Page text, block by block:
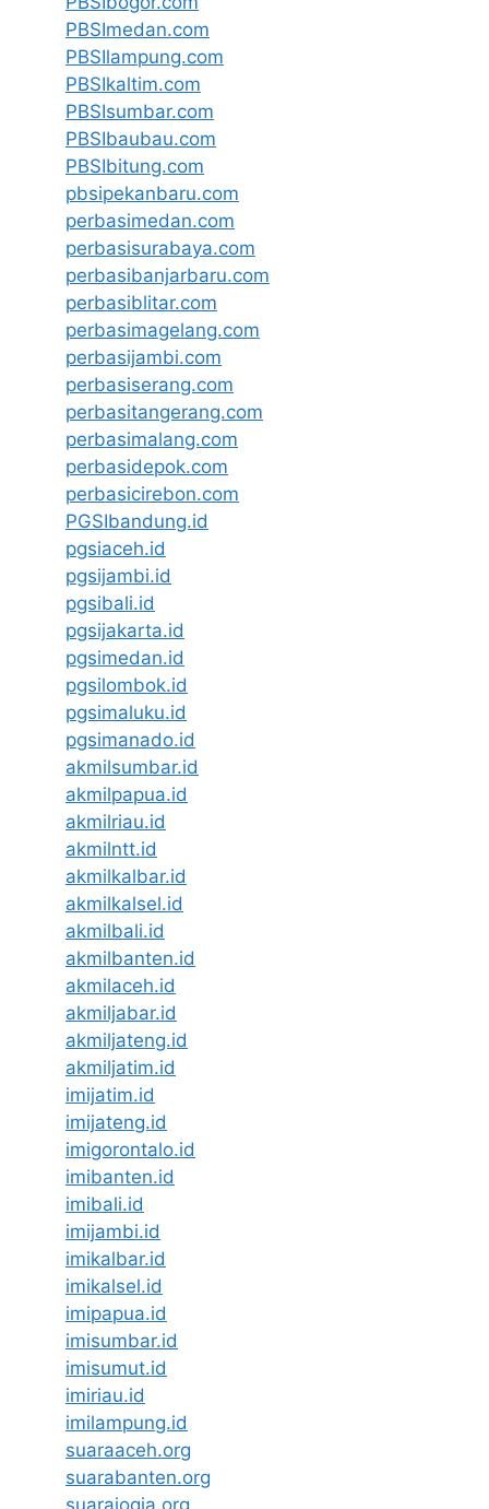
PBSImedan.com
PBSIlampung.com
PBSIkaltim.com
PBSIsumbar.com
PBSIbaubau.com
PBSIbitung.com
pbsipekanbaru.com
perbasimedan.com
perbasisurabaya.com
perbasibanjarbaru.com
perbasiblitar.com
perbasimagelang.com
perbasijambi.com
perbasiserang.com
perbasitangerang.com
perbasimalang.com
perbasidepok.com
perbasicirebon.com
PGSIbandung.id
pgsiaceh.id
pgsijambi.id
pgsibali.id
pgsijakarta.id
pgsimedan.id
pgsilombok.id
pgsimaluku.id
pgsimanado.id
akmilsumbar.id
akmilpapua.id
akmilriau.id
akmilntt.id
akmilkalbar.id
akmilkalsel.id
akmilbali.id
akmilbanten.id
akmilaceh.id
akmiljabar.id
akmiljateng.id
akmiljatim.id
imijatim.id
imijateng.id
imigorontalo.id
imibanten.id
imibali.id
imijambi.id
imikalbar.id
imikalsel.id
imipapua.id
imisumbar.id
imisumut.id
imiriau.id
imilampung.id
suaraaceh.org
suarabanten.org
suarajogja.org